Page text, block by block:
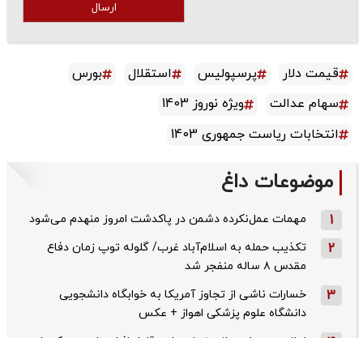
ارسال
قیمت دلار پرسپولیس استقلال
بورس
سهام عدالت
ویژه نوروز 1403
انتخابات ریاست جمهوری 1403
موضوعات داغ
1 مهمات عمل‌نکرده دشمن در پاکدشت امروز منهدم می‌شود
2
تکذیب حمله به اسلام‌آباد غرب/ گلوله توپ زمان دفاع
مقدس ۸ ساله منفجر شد
3
خسارات ناشی از تجاوز آمریکا به خوابگاه دانشجویی
دانشگاه علوم پزشکی اهواز + عکس